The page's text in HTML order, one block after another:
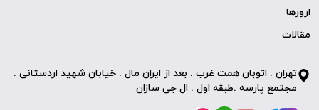
ارورها
مقالات
تهران . اتوبان همت غرب . بعد از ایران مال . خیابان شهید اردستانی .
مجتمع پارسه .طبقه اول . ال جی سازان